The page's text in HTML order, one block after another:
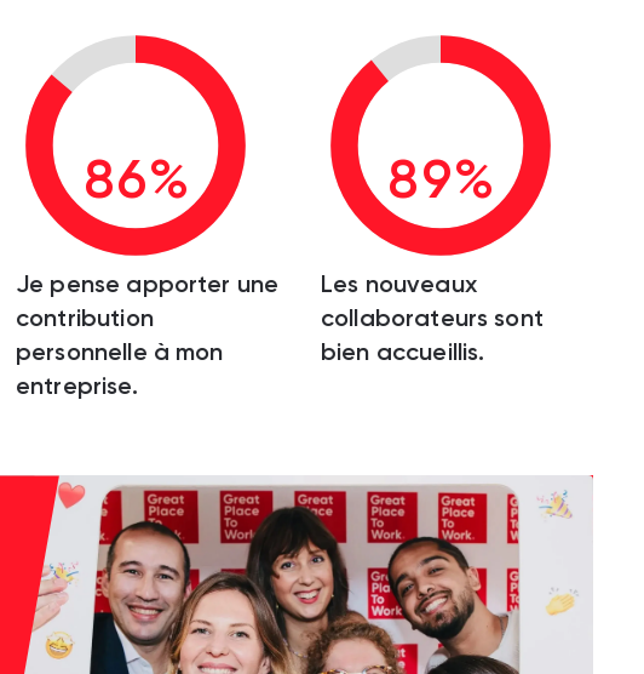
86%
Je pense apporter une
contribution
personnelle à mon
entreprise.
89%
Les nouveaux
collaborateurs sont
bien accueillis.